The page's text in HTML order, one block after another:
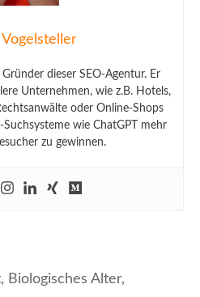
dieser SEO-Agentur. Er
Unternehmen, wie z.B. Hotels,
oder Online-Shops
wie ChatGPT mehr
zu gewinnen.
, Biologisches Alter,